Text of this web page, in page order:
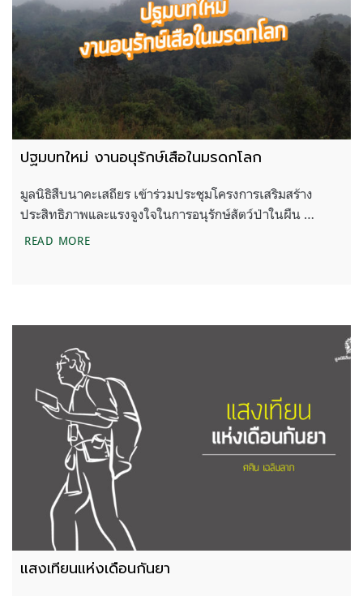
ปฐมบทใหม่ งานอนุรักษ์เสือในมรดกโลก
มูลนิธิสืบนาคะเสถียร เข้าร่วมประชุมโครงการเสริมสร้าง
ประสิทธิภาพและแรงจูงใจในการอนุรักษ์สัตว์ป่าในผืน …
READ MOREปฐมบทใหม่ งานอนุรักษ์เสือในมรดกโลก
แสงเทียนแห่งเดือนกันยา